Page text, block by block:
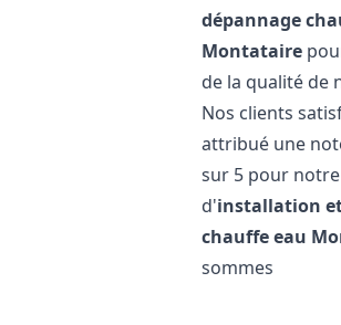
dépannage
Montataire
de la qualité de
Nos clients
attribué une
sur 5 pour
d'installation
chauffe eau
sommes